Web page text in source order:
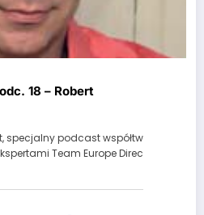
18 – Robert
specjalny podcast współtw
Team Europe Direc